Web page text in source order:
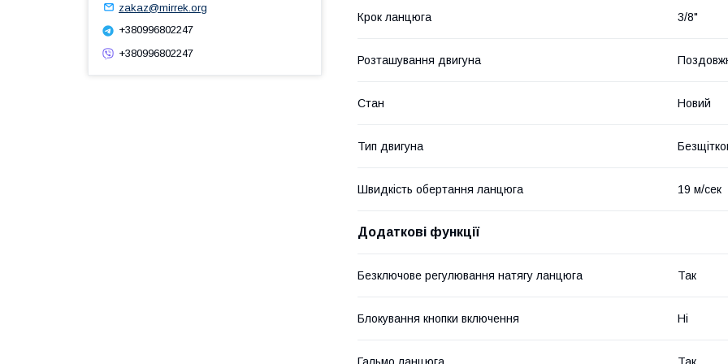
Крок ланцюга 3/8"
Розташування двигуна
Стан Новий
Тип двигуна
Швидкість обертання ланцюга 19 м/сек
Додаткові функції
Безключове регулювання натягу ланцюга Так
Блокування кнопки включення Ні
zakaz@mirrek.org
+380996802247
+380996802247